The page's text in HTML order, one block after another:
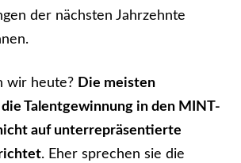
der nächsten Jahrzehnte
wir heute? Die meisten
Talentgewinnung in den MINT-
auf unterrepräsentierte
. Eher sprechen sie die